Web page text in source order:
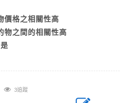
價格之相關性高
物之間的相關性高
3追蹤